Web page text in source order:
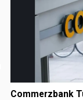
Commerzbank